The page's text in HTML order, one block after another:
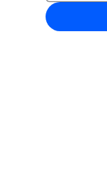
el